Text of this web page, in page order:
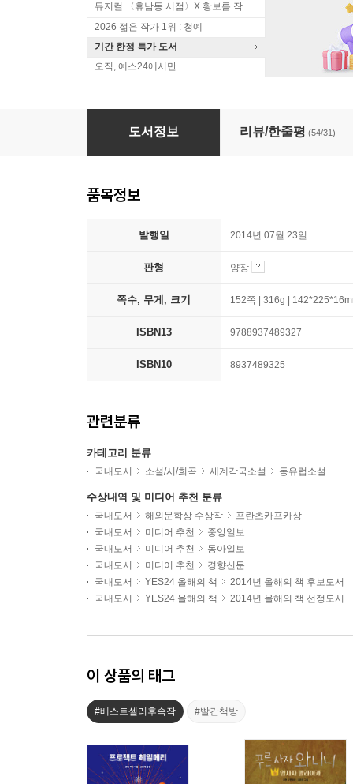
뮤지컬 〈휴남동 서점〉X 황보름 작가 북토크
2026 젊은 작가 1위 : 청예
기간 한정 특가 도서
오직, 예스24에서만
무의미의 축제
도서정보 리뷰/한줄평 (54/31)
품목정보
발행일 2014년 07월 23일
판형 양장
쪽수, 무게, 크기 152쪽 | 316g |
ISBN13 9788937489327
ISBN10 8937489325
관련분류
카테고리 분류
국내도서 소설/시/희곡 세계각국소설 동유럽소설
수상내역 및 미디어 추천 분류
국내도서 해외문학상 수상작
프란츠카프카상
국내도서
미디어 추천
중앙일보
국내도서
미디어 추천
동아일보
국내도서
미디어 추천
경향신문
국내도서
YES24 올해의 책
2014년 올해의 책 후보도서
국내도서
YES24 올해의 책 2014년 올해의 책 선정도서
이 상품의 태그
#베스트셀러후속작 #빨간책방